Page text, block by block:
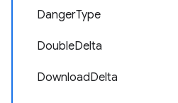
DangerType
DoubleDelta
DownloadDelta